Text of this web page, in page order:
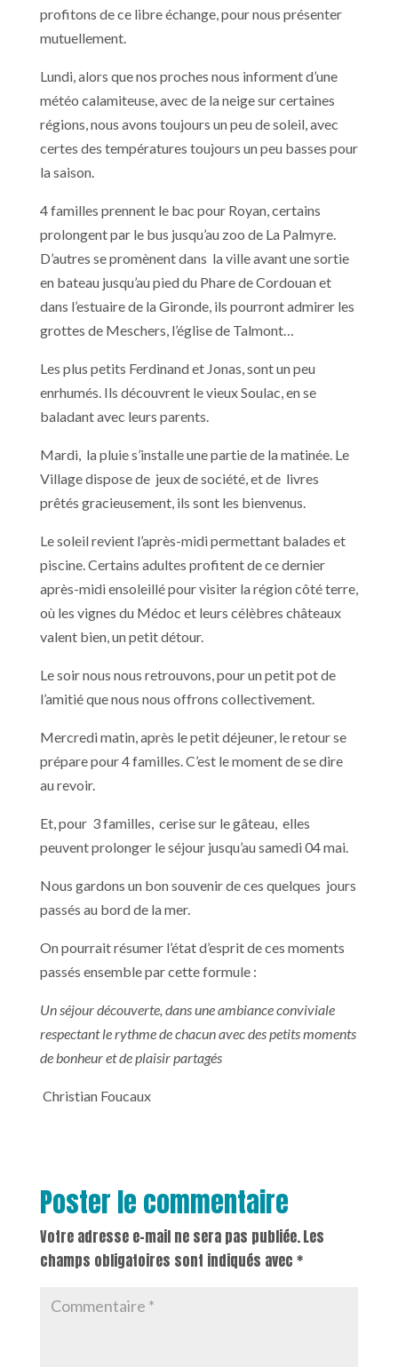
profitons de ce libre échange, pour nous présenter
mutuellement.
Lundi, alors que nos proches nous informent d’une
météo calamiteuse, avec de la neige sur certaines
régions, nous avons toujours un peu de soleil, avec
certes des températures toujours un peu basses pour
la saison.
4 familles prennent le bac pour Royan, certains
prolongent par le bus jusqu’au zoo de La Palmyre.
D’autres se promènent dans la ville avant une sortie
en bateau jusqu’au pied du Phare de Cordouan et
dans l’estuaire de la Gironde, ils pourront admirer les
grottes de Meschers, l’église de Talmont…
Les plus petits Ferdinand et Jonas, sont un peu
enrhumés. Ils découvrent le vieux Soulac, en se
baladant avec leurs parents.
Mardi, la pluie s’installe une partie de la matinée. Le
Village dispose de jeux de société, et de livres
prêtés gracieusement, ils sont les bienvenus.
Le soleil revient l’après-midi permettant balades et
piscine. Certains adultes profitent de ce dernier
après-midi ensoleillé pour visiter la région côté terre,
où les vignes du Médoc et leurs célèbres châteaux
valent bien, un petit détour.
Le soir nous nous retrouvons, pour un petit pot de
l’amitié que nous nous offrons collectivement.
Mercredi matin, après le petit déjeuner, le retour se
prépare pour 4 familles. C’est le moment de se dire
au revoir.
Et, pour 3 familles, cerise sur le gâteau, elles
peuvent prolonger le séjour jusqu’au samedi 04 mai.
Nous gardons un bon souvenir de ces quelques jours
passés au bord de la mer.
On pourrait résumer l’état d’esprit de ces moments
passés ensemble par cette formule :
Un séjour découverte, dans une ambiance conviviale
respectant le rythme de chacun avec des petits moments
de bonheur et de plaisir partagés
Christian Foucaux
Poster le commentaire
Votre adresse e-mail ne sera pas publiée.Les
champs obligatoires sont indiqués avec *